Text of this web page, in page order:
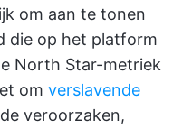
om aan te tonen
die op het platform
North Star-metriek
om verslavende
veroorzaken,